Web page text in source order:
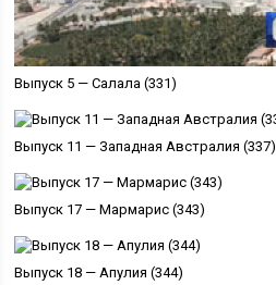
Выпуск 5 — Салала (331)
Выпуск 11 — Западная Австралия (337)
Выпуск 17 — Мармарис (343)
Выпуск 18 — Апулия (344)